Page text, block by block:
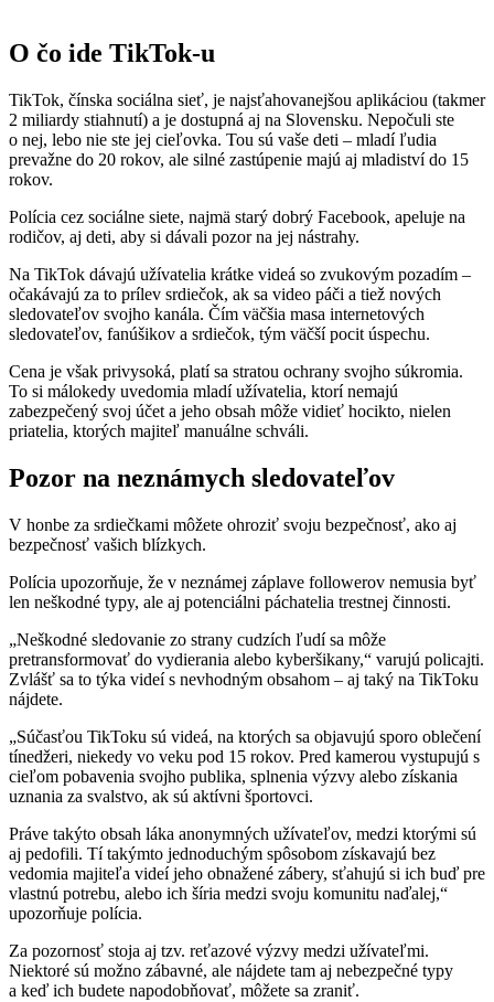
O čo ide TikTok-u
TikTok, čínska sociálna sieť, je najsťahovanejšou aplikáciou (takmer
2 miliardy stiahnutí) a je dostupná aj na Slovensku. Nepočuli ste
o nej, lebo nie ste jej cieľovka. Tou sú vaše deti – mladí ľudia
prevažne do 20 rokov, ale silné zastúpenie majú aj mladiství do 15
rokov.
Polícia cez sociálne siete, najmä starý dobrý Facebook, apeluje na
rodičov, aj deti, aby si dávali pozor na jej nástrahy.
Na TikTok dávajú užívatelia krátke videá so zvukovým pozadím –
očakávajú za to prílev srdiečok, ak sa video páči a tiež nových
sledovateľov svojho kanála. Čím väčšia masa internetových
sledovateľov, fanúšikov a srdiečok, tým väčší pocit úspechu.
Cena je však privysoká, platí sa stratou ochrany svojho súkromia.
To si málokedy uvedomia mladí užívatelia, ktorí nemajú
zabezpečený svoj účet a jeho obsah môže vidieť hocikto, nielen
priatelia, ktorých majiteľ manuálne schváli.
Pozor na neznámych sledovateľov
V honbe za srdiečkami môžete ohroziť svoju bezpečnosť, ako aj
bezpečnosť vašich blízkych.
Polícia upozorňuje, že v neznámej záplave followerov nemusia byť
len neškodné typy, ale aj potenciálni páchatelia trestnej činnosti.
„Neškodné sledovanie zo strany cudzích ľudí sa môže
pretransformovať do vydierania alebo kyberšikany,“ varujú policajti.
Zvlášť sa to týka videí s nevhodným obsahom – aj taký na TikToku
nájdete.
„Súčasťou TikToku sú videá, na ktorých sa objavujú sporo oblečení
tínedžeri, niekedy vo veku pod 15 rokov. Pred kamerou vystupujú s
cieľom pobavenia svojho publika, splnenia výzvy alebo získania
uznania za svalstvo, ak sú aktívni športovci.
Práve takýto obsah láka anonymných užívateľov, medzi ktorými sú
aj pedofili. Tí takýmto jednoduchým spôsobom získavajú bez
vedomia majiteľa videí jeho obnažené zábery, sťahujú si ich buď pre
vlastnú potrebu, alebo ich šíria medzi svoju komunitu naďalej,“
upozorňuje polícia.
Za pozornosť stoja aj tzv. reťazové výzvy medzi užívateľmi.
Niektoré sú možno zábavné, ale nájdete tam aj nebezpečné typy
a keď ich budete napodobňovať, môžete sa zraniť.